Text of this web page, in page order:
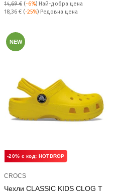
14,69 € (-6%) Най-добра цена
Редовна цена:
18,36 € (-25%) Редовна цена
NEW
-20% с код: HOTDROP
CROCS
Чехли CLASSIC KIDS CLOG T